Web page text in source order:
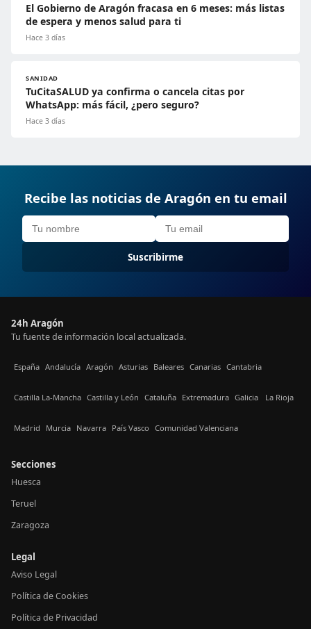
El Gobierno de Aragón fracasa en 6 meses: más listas
de espera y menos salud para ti
Hace 3 días
SANIDAD
TuCitaSALUD ya confirma o cancela citas por
WhatsApp: más fácil, ¿pero seguro?
Hace 3 días
Recibe las noticias de Aragón en tu email
Suscribirme
24h Aragón
Tu fuente de información local actualizada.
España Andalucía Aragón Asturias Baleares Canarias Cantabria
Castilla La-Mancha Castilla y León Cataluña Extremadura Galicia La Rioja
Madrid Murcia Navarra País Vasco Comunidad Valenciana
Secciones
Huesca
Teruel
Zaragoza
Legal
Aviso Legal
Política de Cookies
Política de Privacidad